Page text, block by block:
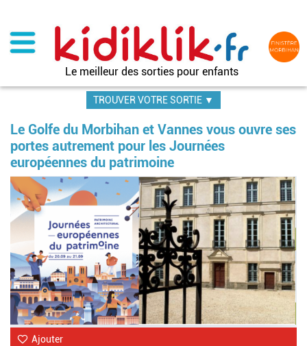
contenu
principal
Le meilleur des sorties pour enfants
TROUVER VOTRE SORTIE ▼
Le Golfe du Morbihan et Vannes vous ouvre ses
portes autrement pour les Journées
européennes du patrimoine
Ajouter